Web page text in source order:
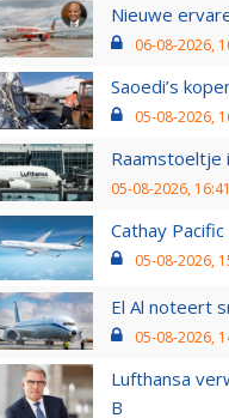
Nieuwe
06-08-2026,
Saoedi’s
05-08-2026,
Raamstoeltje
05-08-2026, 16:41
Cathay
05-08-2026,
El Al noteert
05-08-2026,
Lufthansa
B